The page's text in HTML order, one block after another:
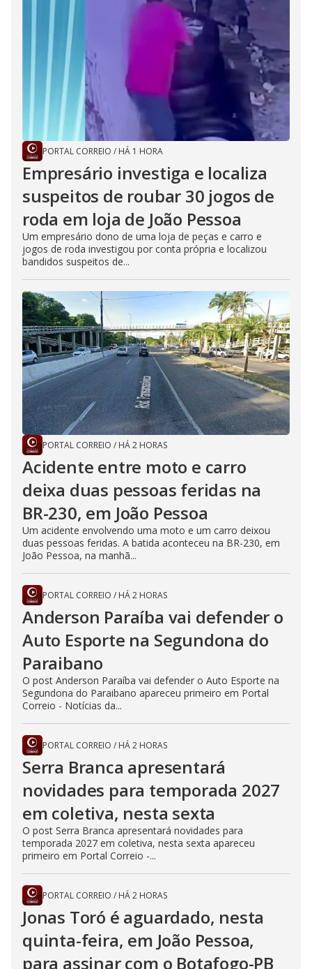
PORTAL CORREIO / HÁ 1 HORA
Empresário investiga e localiza
suspeitos de roubar 30 jogos de
roda em loja de João Pessoa
Um empresário dono de uma loja de peças e carro e
jogos de roda investigou por conta própria e localizou
bandidos suspeitos de...
PORTAL CORREIO / HÁ 2 HORAS
Acidente entre moto e carro
deixa duas pessoas feridas na
BR-230, em João Pessoa
Um acidente envolvendo uma moto e um carro deixou
duas pessoas feridas. A batida aconteceu na BR-230, em
João Pessoa, na manhã...
PORTAL CORREIO / HÁ 2 HORAS
Anderson Paraíba vai defender o
Auto Esporte na Segundona do
Paraibano
O post Anderson Paraíba vai defender o Auto Esporte na
Segundona do Paraibano apareceu primeiro em Portal
Correio - Notícias da...
PORTAL CORREIO / HÁ 2 HORAS
Serra Branca apresentará
novidades para temporada 2027
em coletiva, nesta sexta
O post Serra Branca apresentará novidades para
temporada 2027 em coletiva, nesta sexta apareceu
primeiro em Portal Correio -...
PORTAL CORREIO / HÁ 2 HORAS
Jonas Toró é aguardado, nesta
quinta-feira, em João Pessoa,
para assinar com o Botafogo-PB